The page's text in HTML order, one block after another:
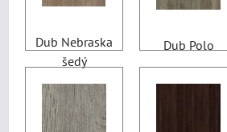
Dub Nebraska
šedý
Dub Polo